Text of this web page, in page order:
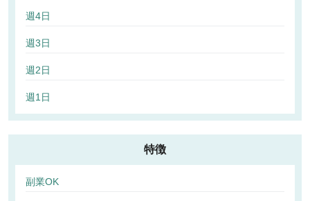
週4日
週3日
週2日
週1日
特徴
副業OK